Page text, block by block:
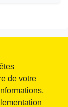
de votre